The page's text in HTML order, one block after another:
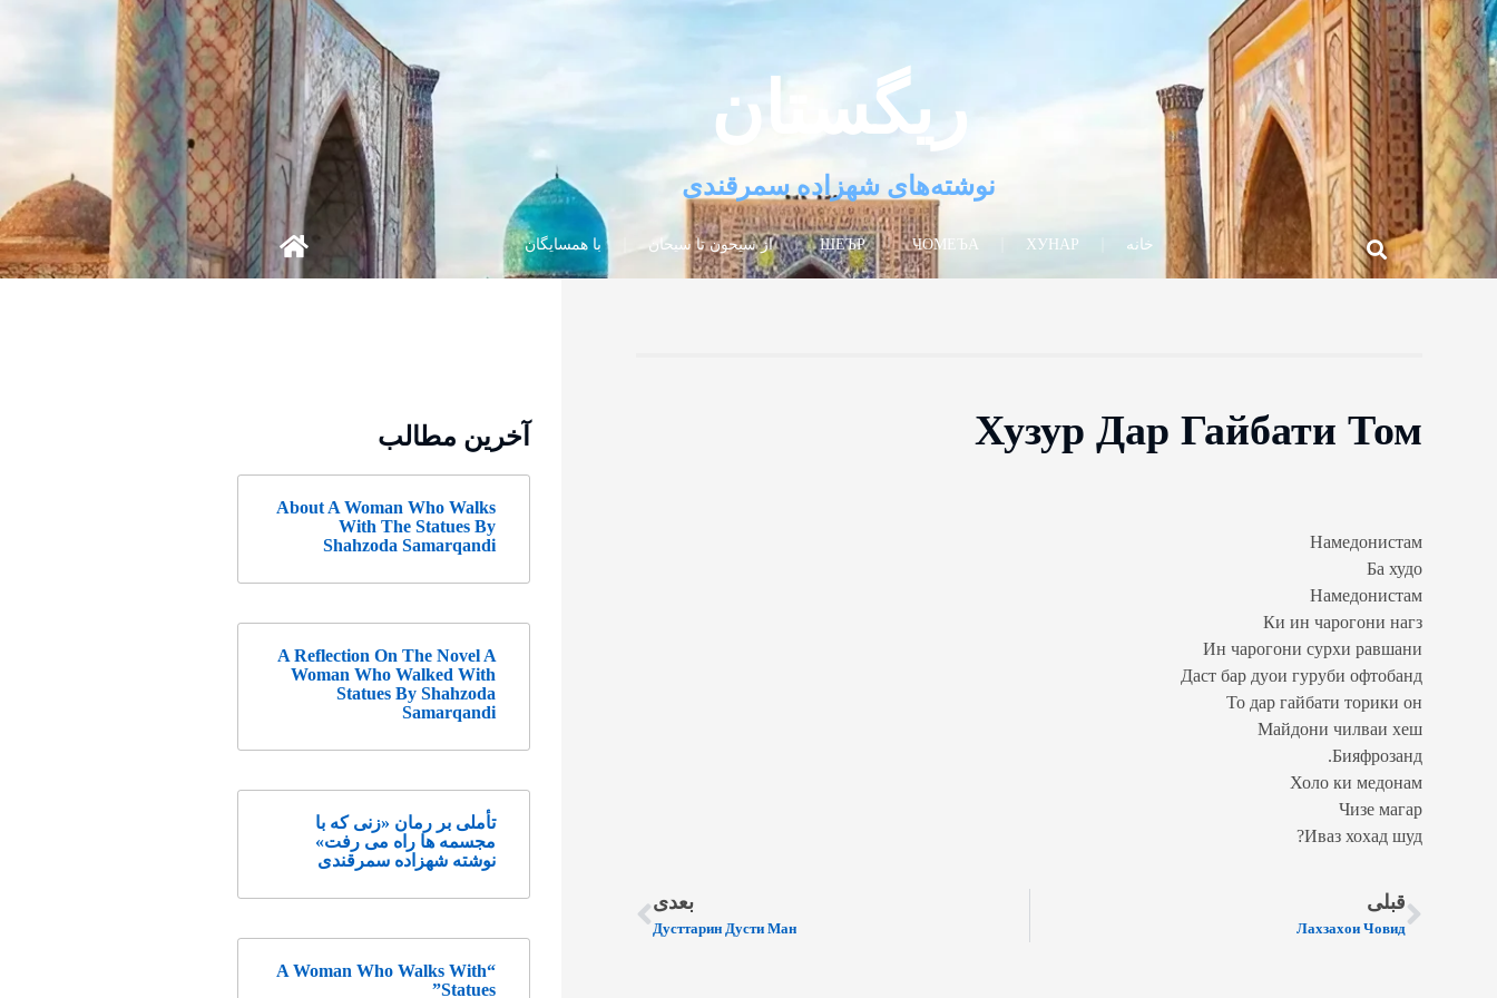
ریگستان
نوشته‌های شهزاده سمرقندی
خانه ХУНАР
ЧОМЕЪА
ШЕЪР از سیحون تا سیحان با همسایگان
Хузур Дар Гайбати Том
Намедонистам
Ба худо
Намедонистам
Ки ин чарогони нагз
Ин чарогони сурхи равшани
Даст бар дуои гуруби офтобанд
То дар гайбати торики он
Майдони чилваи хеш
Бияфрозанд.
Холо ки медонам
Чизе магар
Иваз хохад шуд?
قبلی
Лахзахои Човид
بعدی
Дусттарин Дусти Ман
آخرین مطالب
About A Woman Who Walks
With The Statues By
Shahzoda Samarqandi
A Reflection On The Novel A
Woman Who Walked With
Statues By Shahzoda
Samarqandi
تأملی بر رمان «زنی که با
مجسمه ها راه می رفت»
نوشته شهزاده سمرقندی
“A Woman Who Walks With
Statues”